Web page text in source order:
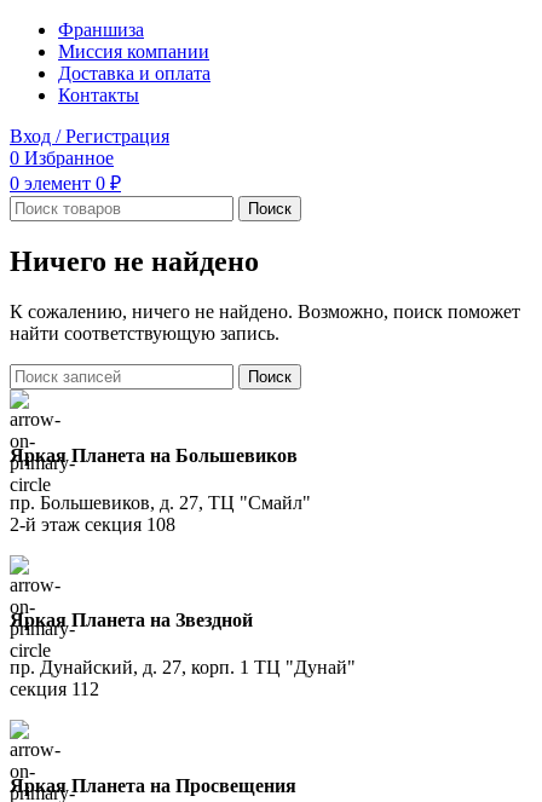
Франшиза
Миссия компании
Доставка и оплата
Контакты
Вход / Регистрация
0 Избранное
0 элемент 0 ₽
Поиск
Ничего не найдено
К сожалению, ничего не найдено. Возможно, поиск поможет
найти соответствующую запись.
Поиск
Яркая Планета на Большевиков
пр. Большевиков, д. 27, ТЦ "Смайл"
2-й этаж секция 108
Яркая Планета на Звездной
пр. Дунайский, д. 27, корп. 1 ТЦ "Дунай"
секция 112
Яркая Планета на Просвещения